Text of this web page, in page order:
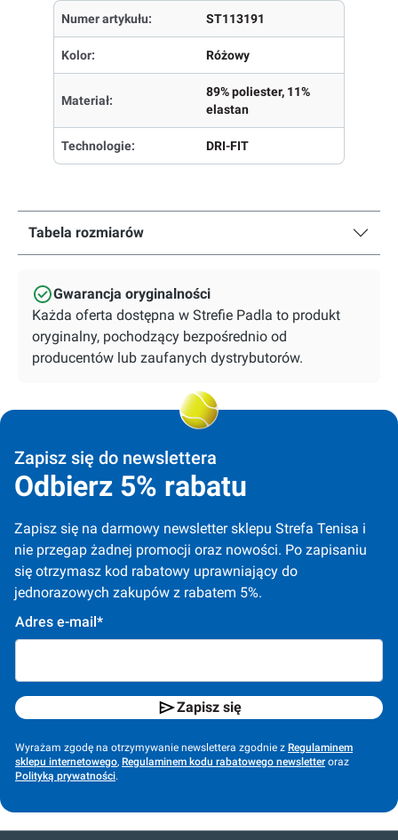
Numer artykułu: ST113191
Kolor: Różowy
Materiał:
89% poliester, 11%
elastan
Technologie: DRI-FIT
Tabela rozmiarów
Gwarancja oryginalności
Każda oferta dostępna w Strefie Padla to produkt
oryginalny, pochodzący bezpośrednio od
producentów lub zaufanych dystrybutorów.
Zapisz się do newslettera
Odbierz 5% rabatu
Zapisz się na darmowy newsletter sklepu Strefa Tenisa i
nie przegap żadnej promocji oraz nowości. Po zapisaniu
się otrzymasz kod rabatowy uprawniający do
jednorazowych zakupów z rabatem 5%.
Adres e-mail*
Zapisz się
Wyrażam zgodę na otrzymywanie newslettera zgodnie z Regulaminem
sklepu internetowego, Regulaminem kodu rabatowego newsletter oraz
Polityką prywatności.